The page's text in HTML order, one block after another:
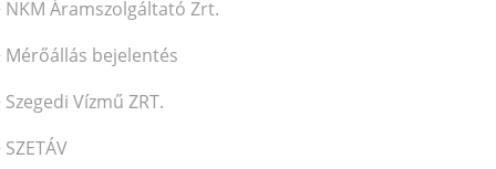
NKM Áramszolgáltató Zrt.
Mérőállás bejelentés
Szegedi Vízmű ZRT.
SZETÁV